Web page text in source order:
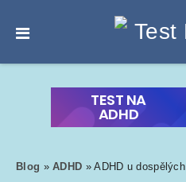
Blog »ADHD »ADHD u dospělých